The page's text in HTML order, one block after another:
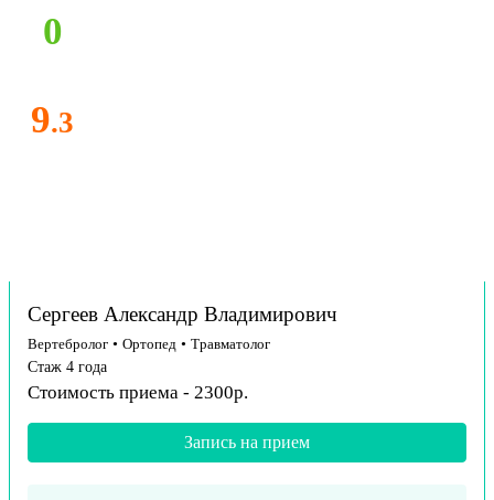
0
9.3
Сергеев Александр Владимирович
Вертебролог • Ортопед • Травматолог
Стаж 4 года
Стоимость приема - 2300р.
Запись на прием